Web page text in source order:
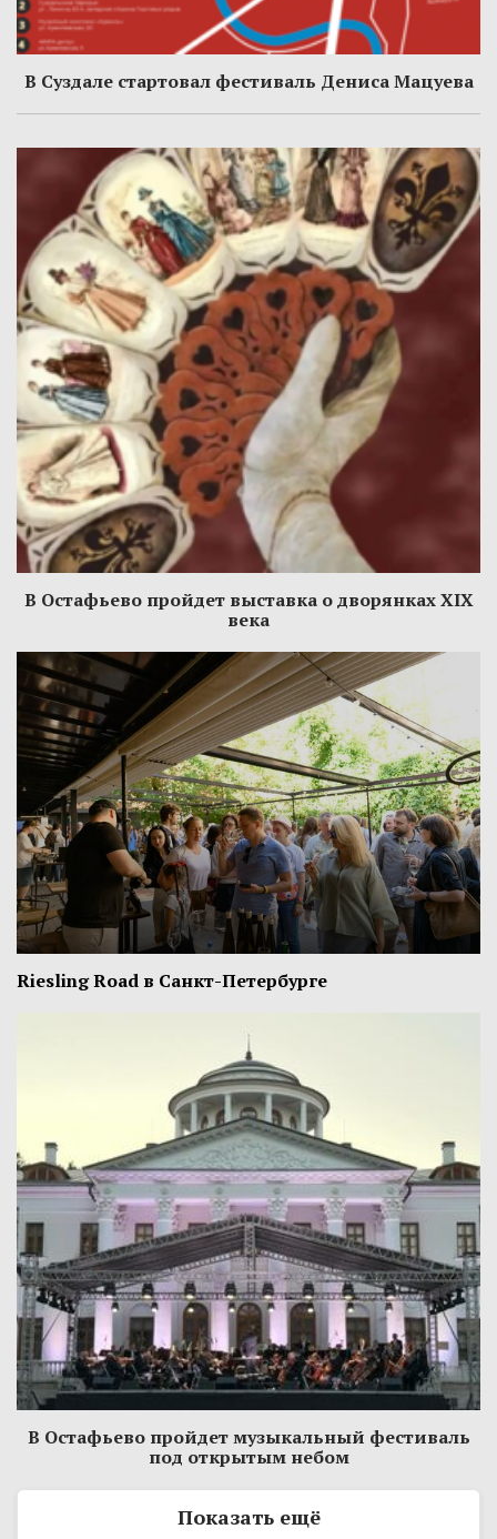
В Суздале стартовал фестиваль Дениса Мацуева
В Остафьево пройдет выставка о дворянках XIX
века
Riesling Road в Санкт-Петербурге
В Остафьево пройдет музыкальный фестиваль
под открытым небом
Показать ещё